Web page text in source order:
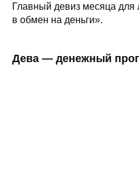
Главный девиз месяца
в обмен на деньги».
Дева — денежный